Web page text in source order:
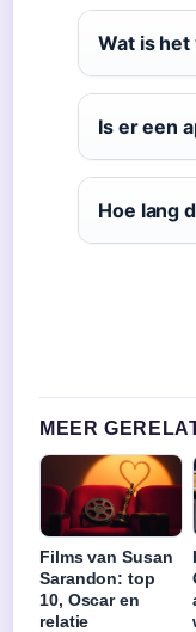
Wat is
Is er een
Hoe lang
MEER
Films van Susan
Sarandon: top
10, Oscar en
relatie